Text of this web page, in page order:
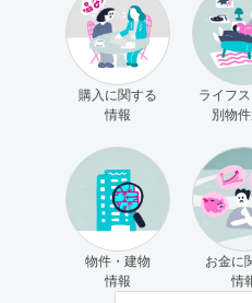
購入に関する
情報
ライフ
別物
物件・建物
情報
お金に
情